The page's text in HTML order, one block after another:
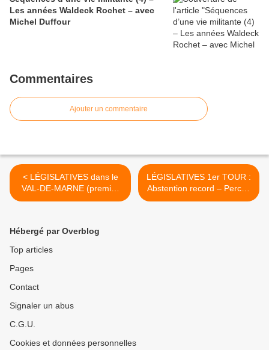
Les années Waldeck Rochet – avec
Michel Duffour
Commentaires
Ajouter un commentaire
< LÉGISLATIVES dans le
VAL-DE-MARNE (premier
tour) : la NUPES en tête
second tour
LÉGISLATIVES 1er TOUR :
Abstention record – Percée
de la NUPES >
Hébergé par Overblog
Top articles
Pages
Contact
Signaler un abus
C.G.U.
Cookies et données personnelles